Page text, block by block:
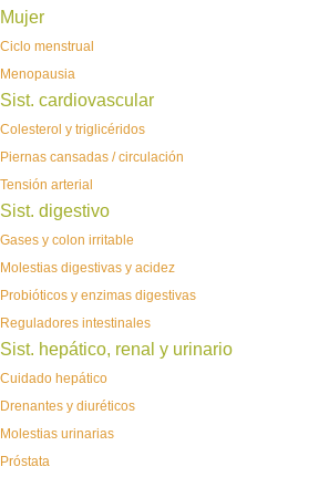
Mujer
Ciclo menstrual
Menopausia
Sist. cardiovascular
Colesterol y triglicéridos
Piernas cansadas / circulación
Tensión arterial
Sist. digestivo
Gases y colon irritable
Molestias digestivas y acidez
Probióticos y enzimas digestivas
Reguladores intestinales
Sist. hepático, renal y urinario
Cuidado hepático
Drenantes y diuréticos
Molestias urinarias
Próstata